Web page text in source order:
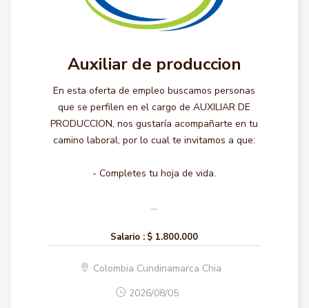
Auxiliar de produccion
En esta oferta de empleo buscamos personas
que se perfilen en el cargo de AUXILIAR DE
PRODUCCION, nos gustaría acompañarte en tu
camino laboral, por lo cual te invitamos a que:
- Completes tu hoja de vida.
...
Salario : $ 1.800.000
Colombia Cundinamarca Chia
2026/08/05